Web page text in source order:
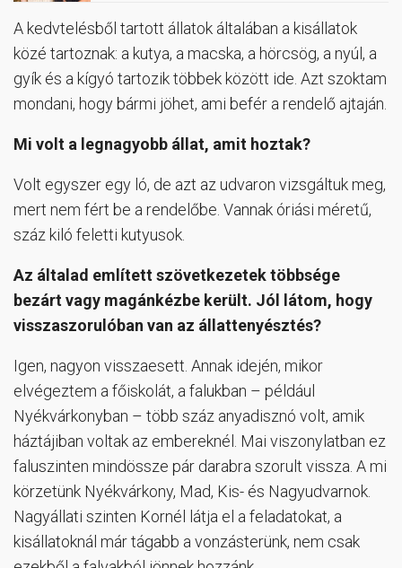
A kedvtelésből tartott állatok általában a kisállatok
közé tartoznak: a kutya, a macska, a hörcsög, a nyúl, a
gyík és a kígyó tartozik többek között ide. Azt szoktam
mondani, hogy bármi jöhet, ami befér a rendelő ajtaján.
Mi volt a legnagyobb állat, amit hoztak?
Volt egyszer egy ló, de azt az udvaron vizsgáltuk meg,
mert nem fért be a rendelőbe. Vannak óriási méretű,
száz kiló feletti kutyusok.
Az általad említett szövetkezetek többsége
bezárt vagy magánkézbe került. Jól látom, hogy
visszaszorulóban van az állattenyésztés?
Igen, nagyon visszaesett. Annak idején, mikor
elvégeztem a főiskolát, a falukban – például
Nyékvárkonyban – több száz anyadisznó volt, amik
háztájiban voltak az embereknél. Mai viszonylatban ez
faluszinten mindössze pár darabra szorult vissza. A mi
körzetünk Nyékvárkony, Mad, Kis- és Nagyudvarnok.
Nagyállati szinten Kornél látja el a feladatokat, a
kisállatoknál már tágabb a vonzásterünk, nem csak